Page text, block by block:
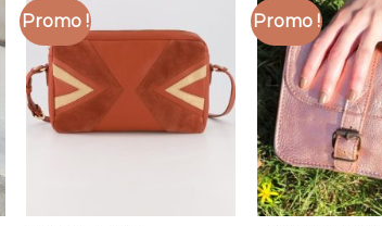
Promo ! Promo !